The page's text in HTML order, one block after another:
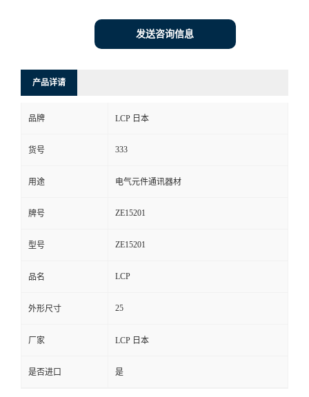
发送咨询信息
产品详请
品牌 LCP 日本
货号 333
用途 电气元件通讯器材
牌号 ZE15201
型号 ZE15201
品名 LCP
外形尺寸 25
厂家 LCP 日本
是否进口 是